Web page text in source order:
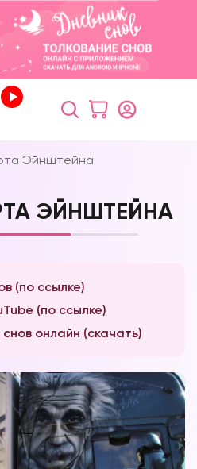
Эйнштейна
ЭЙНШТЕЙНА
(по ссылке)
(по ссылке)
онлайн (скачать)